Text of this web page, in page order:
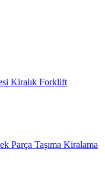
Kiralık Forklift
Parça Taşıma Kiralama